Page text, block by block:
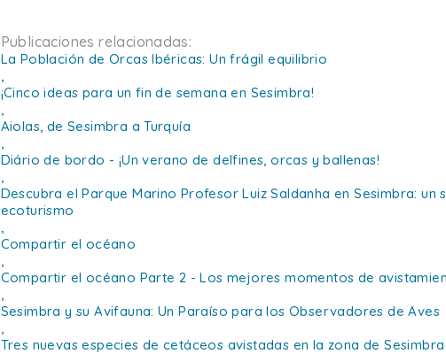
Publicaciones relacionadas:
La Población de Orcas Ibéricas: Un frágil equilibrio
,
¡Cinco ideas para un fin de semana en Sesimbra!
,
Aiolas, de Sesimbra a Turquía
,
Diário de bordo - ¡Un verano de delfines, orcas y ballenas!
,
Descubra el Parque Marino Profesor Luiz Saldanha en Sesimbra:
ecoturismo
,
Compartir el océano
,
Compartir el océano Parte 2 - Los mejores momentos de
,
Sesimbra y su Avifauna: Un Paraíso para los Observadores de Aves
,
Tres nuevas especies de cetáceos avistadas en la zona de Sesimbra